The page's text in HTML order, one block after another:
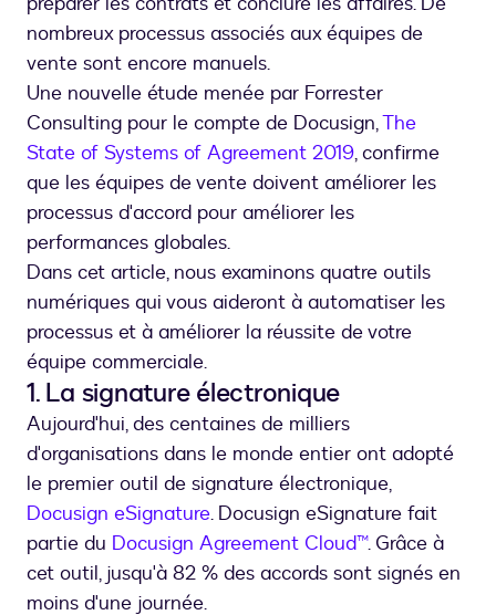
nombreux processus associés aux équipes de
vente sont encore manuels.
Une nouvelle étude menée par Forrester
Consulting pour le compte de Docusign,The
State of Systems of Agreement 2019, confirme
que les équipes de vente doivent améliorer les
processus d'accord pour améliorer les
performances globales.
Dans cet article, nous examinons quatre outils
numériques qui vous aideront à automatiser les
processus et à améliorer la réussite de votre
équipe commerciale.
1. La signature électronique
Aujourd'hui, des centaines de milliers
d'organisations dans le monde entier ont adopté
le premier outil de signature électronique,
Docusign eSignature. Docusign eSignature fait
partie du Docusign Agreement Cloud™. Grâce à
cet outil, jusqu'à 82 % des accords sont signés en
moins d'une journée.